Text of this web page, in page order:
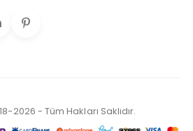
2026 - Tüm Hakları Saklıdır.